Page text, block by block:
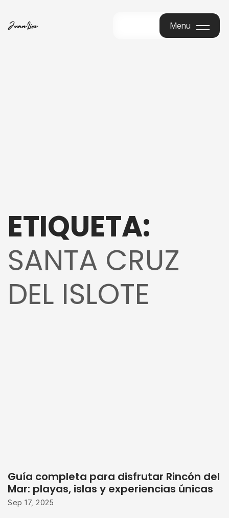
Menu
ETIQUETA:
SANTA CRUZ
DEL ISLOTE
Guía completa para disfrutar Rincón del
Mar: playas, islas y experiencias únicas
Sep 17, 2025